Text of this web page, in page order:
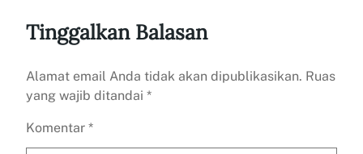
Tinggalkan Balasan
Alamat email Anda tidak akan dipublikasikan. Ruas
yang wajib ditandai *
Komentar *